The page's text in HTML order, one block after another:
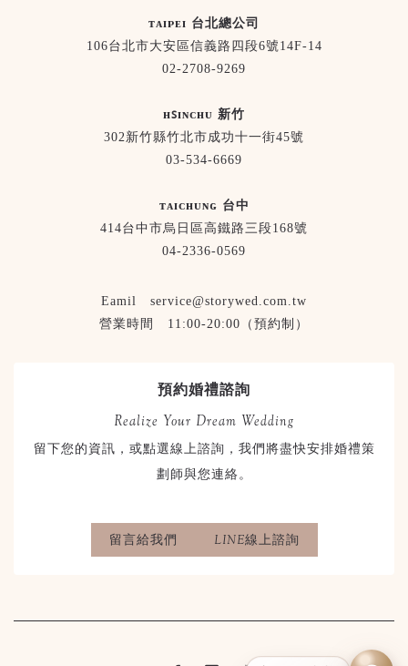
ᴛᴀɪᴘᴇɪ 台北總公司
106台北市大安區信義路四段6號14F-14
02-2708-9269
ʜꜱɪɴᴄʜᴜ 新竹
302新竹縣竹北市成功十一街45號
03-534-6669
ᴛᴀɪᴄʜᴜɴɢ 台中
414台中市烏日區高鐵路三段168號
04-2336-0569
Eamil service@storywed.com.tw
營業時間 11:00-20:00（預約制）
預約婚禮諮詢
Realize Your Dream Wedding
留下您的資訊，或點選線上諮詢，我們將盡快安排婚禮策
劃師與您連絡。
留言給我們 LINE線上諮詢